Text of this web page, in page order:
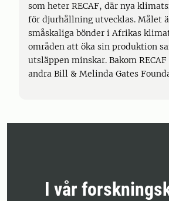
som heter RECAF, där nya
för djurhållning utvecklas. Målet
småskaliga bönder i Afrikas
områden att öka sin produktion
utsläppen minskar. Bakom
andra Bill & Melinda Gates
I vår